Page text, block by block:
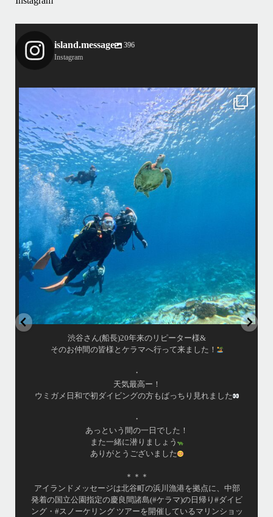
island.message
396
Instagram
island.message
渋谷さん(船長)20年来のリピーター様&
そのお仲間の皆様とケラマへ行って来ました！
・
天気最高ー！
ウミガメ日和で初ダイビングの方もばっちり見れました
・
あっという間の一日でした！
また一緒に潜りましょう
ありがとうございました
＊＊＊
アイランドメッセージは北谷町の浜川漁港を拠点に、中部発着の国立公
園指定の慶良間諸島(#ケラマ)の日帰り#ダイビング・#スノーケリング
ツアーを開催しているマリンショップです
女性インストラスターも常勤です
10月 17
渋谷さん(船長)20年来のリピーター様&
そのお仲間の皆様とケラマへ行って来ました！
・
天気最高ー！
ウミガメ日和で初ダイビングの方もばっちり見れました
・
あっという間の一日でした！
また一緒に潜りましょう
ありがとうございました
＊＊＊
アイランドメッセージは北谷町の浜川漁港を拠点に、中部
発着の国立公園指定の慶良間諸島(#ケラマ)の日帰り#ダイビ
ング・#スノーケリング ツアーを開催しているマリンショッ